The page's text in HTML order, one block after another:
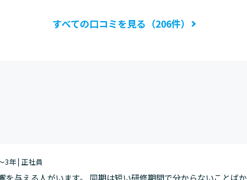
すべての口コミを見る（206件）
3年 | 正社員